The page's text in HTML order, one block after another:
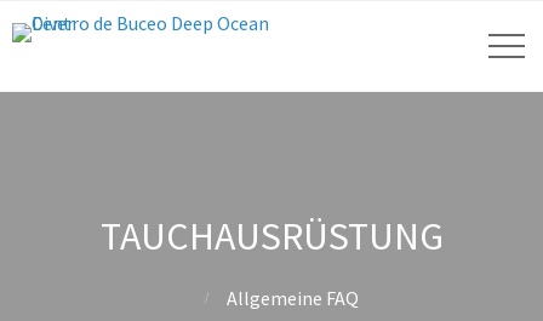
TAUCHAUSRÜSTUNG
Allgemeine FAQ